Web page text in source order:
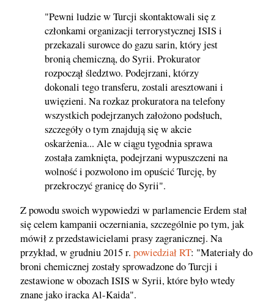
"Pewni ludzie w Turcji skontaktowali się z
członkami organizacji terrorystycznej ISIS i
przekazali surowce do gazu sarin, który jest
bronią chemiczną, do Syrii. Prokurator
rozpoczął śledztwo. Podejrzani, którzy
dokonali tego transferu, zostali aresztowani i
uwięzieni. Na rozkaz prokuratora na telefony
wszystkich podejrzanych założono podsłuch,
szczegóły o tym znajdują się w akcie
oskarżenia... Ale w ciągu tygodnia sprawa
została zamknięta, podejrzani wypuszczeni na
wolność i pozwolono im opuścić Turcję, by
przekroczyć granicę do Syrii".
Z powodu swoich wypowiedzi w parlamencie Erdem stał
się celem kampanii oczerniania, szczególnie po tym, jak
mówił z przedstawicielami prasy zagranicznej. Na
przykład, w grudniu 2015 r. powiedział RT: "Materiały do
broni chemicznej zostały sprowadzone do Turcji i
zestawione w obozach ISIS w Syrii, które było wtedy
znane jako iracka Al-Kaida".